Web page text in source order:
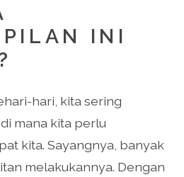
INI
hari, kita sering
mana kita perlu
kita. Sayangnya, banyak
melakukannya. Dengan